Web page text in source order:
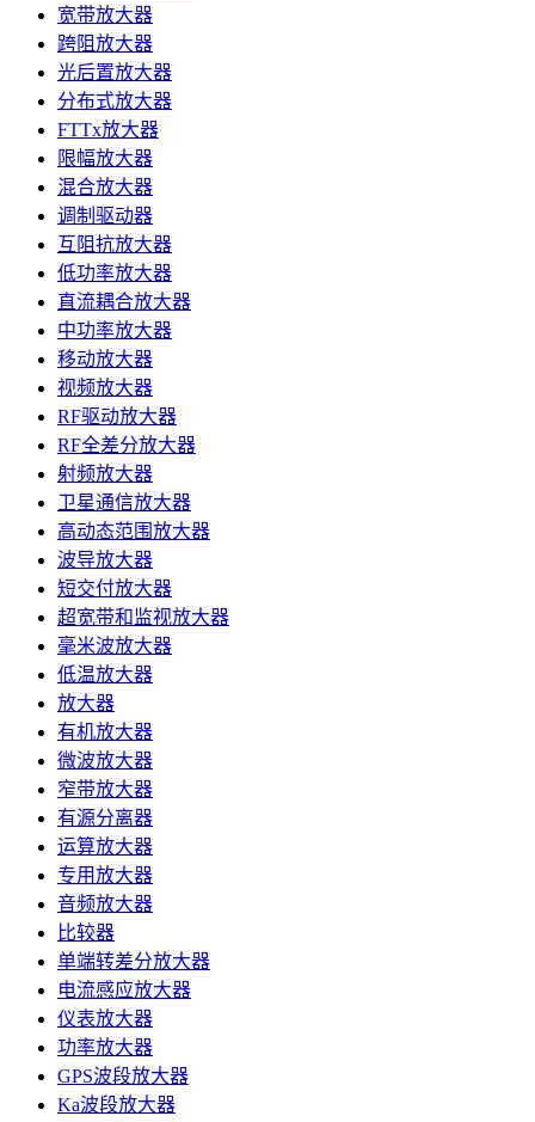
宽带放大器
跨阻放大器
光后置放大器
分布式放大器
FTTx放大器
限幅放大器
混合放大器
调制驱动器
互阻抗放大器
低功率放大器
直流耦合放大器
中功率放大器
移动放大器
视频放大器
RF驱动放大器
RF全差分放大器
射频放大器
卫星通信放大器
高动态范围放大器
波导放大器
短交付放大器
超宽带和监视放大器
毫米波放大器
低温放大器
放大器
有机放大器
微波放大器
窄带放大器
有源分离器
运算放大器
专用放大器
音频放大器
比较器
单端转差分放大器
电流感应放大器
仪表放大器
功率放大器
GPS波段放大器
Ka波段放大器